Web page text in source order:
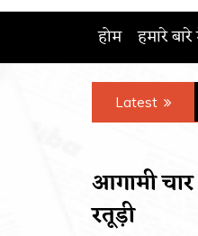
होम हमारे
Latest
प्रल्हाद जोशी ने केंद्रीय शिक्षा
आगामी चार
रतूड़ी